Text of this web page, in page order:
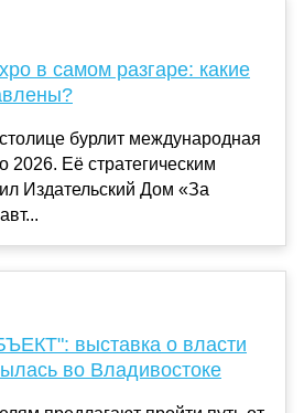
в самом разгаре: какие
бурлит международная
2026. Её стратегическим
Издательский Дом «За
выставка о власти
во Владивостоке